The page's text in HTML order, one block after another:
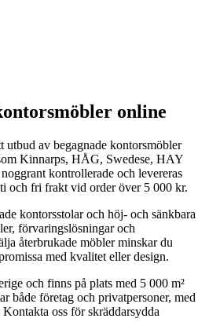
online
av begagnade kontorsmöbler
Kinnarps, HÅG, Swedese, HAY
kontrollerade och levereras
och fri frakt vid order över 5 000 kr.
kontorsstolar och höj- och sänkbara
förvaringslösningar och
återbrukade möbler minskar du
med kvalitet eller design.
och finns på plats med 5 000 m²
både företag och privatpersoner, med
oss för skräddarsydda